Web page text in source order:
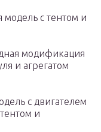
модель с тентом и
модификация
и агрегатом
с двигателем
и